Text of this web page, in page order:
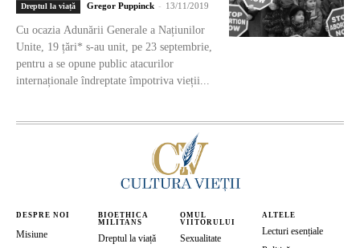
Dreptul la viață Gregor Puppinck - 13/11/2019
Cu ocazia Adunării Generale a Națiunilor
Unite, 19 țări* s-au unit, pe 23 septembrie,
pentru a se opune public atacurilor
internaționale îndreptate împotriva vieții...
DESPRE NOI
Misiune
BIOETHICA
MILITANS
Dreptul la viață
OMUL
VIITORULUI
Sexualitate
ALTELE
Lecturi esențiale